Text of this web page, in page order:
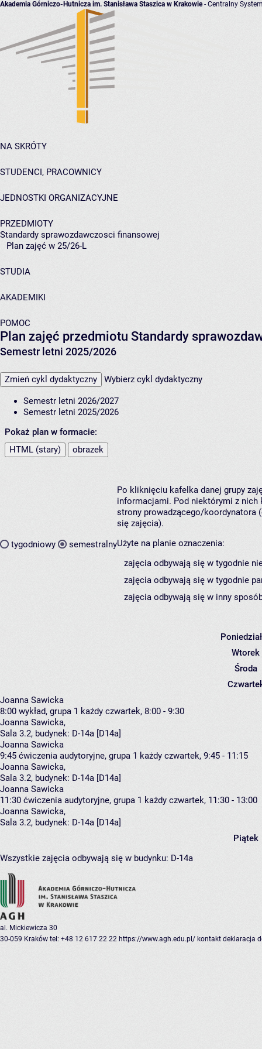
Akademia Górniczo-Hutnicza im. Stanisława Staszica w Krakowie- Centralny
NA SKRÓTY
STUDENCI, PRACOWNICY
JEDNOSTKI ORGANIZACYJNE
PRZEDMIOTY
Standardy sprawozdawczosci finansowej
Plan zajęć w 25/26-L
STUDIA
AKADEMIKI
POMOC
Plan zajęć przedmiotu Standardy
Semestr letni 2025/2026
Zmień cykl dydaktyczny Wybierz cykl dydaktyczny
Semestr letni 2026/2027
Semestr letni 2025/2026
Pokaż plan w formacie:
HTML (stary)
obrazek
tygodniowy semestralny
Po kliknięciu kafelka danej grupy
informacjami. Pod niektórymi z nich
strony prowadzącego/koordynatora
się zajęcia).
Użyte na planie oznaczenia:
zajęcia odbywają się w tygodnie
zajęcia odbywają się w tygodnie
zajęcia odbywają się w inny
Wtorek
Środa
Joanna Sawicka
8:00 wykład, grupa 1 każdy czwartek, 8:00 - 9:30
Joanna Sawicka,
Sala 3.2, budynek: D-14a [D14a]
Joanna Sawicka
9:45 ćwiczenia audytoryjne, grupa 1 każdy czwartek, 9:45 - 11:15
Joanna Sawicka,
Sala 3.2, budynek: D-14a [D14a]
Joanna Sawicka
11:30 ćwiczenia audytoryjne, grupa 1 każdy czwartek, 11:30 - 13:00
Joanna Sawicka,
Sala 3.2, budynek: D-14a [D14a]
Piątek
Wszystkie zajęcia odbywają się w budynku: D-14a
al. Mickiewicza 30
30-059 Kraków tel: +48 12 617 22 22 https://www.agh.edu.pl/ kontakt deklaracja